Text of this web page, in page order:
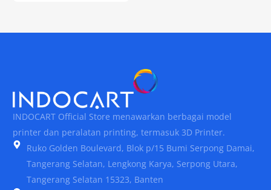
INDOCART Official Store menawarkan berbagai model
printer dan peralatan printing, termasuk 3D Printer.
Ruko Golden Boulevard, Blok p/15 Bumi Serpong Damai,
Tangerang Selatan, Lengkong Karya, Serpong Utara,
Tangerang Selatan 15323, Banten